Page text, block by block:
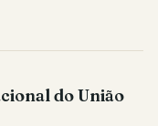
do União